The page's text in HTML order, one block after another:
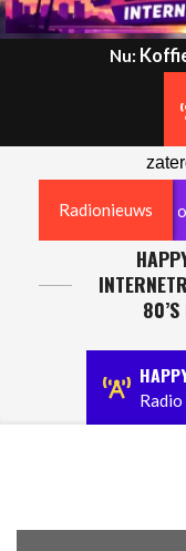
Nu:
Radionieuws
van ‘pik-foto’
80’S